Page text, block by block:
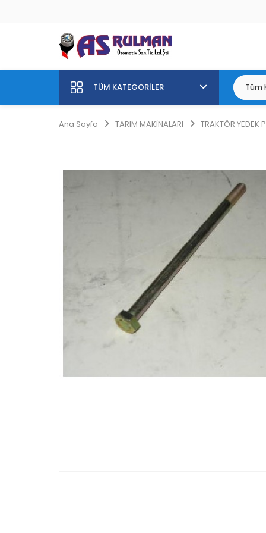
TÜM KATEGORILER
Ana Sayfa TARIM MAKİNALARI TRAKTÖR YEDEK